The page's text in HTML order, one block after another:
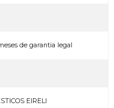
de garantia legal
EIRELI